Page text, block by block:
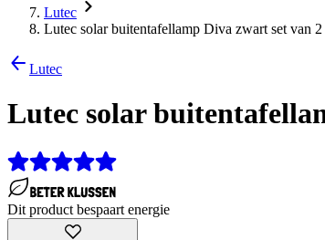
Lutec
Lutec solar buitentafellamp Diva zwart set van 2
Lutec
Lutec solar
Dit product bespaart energie